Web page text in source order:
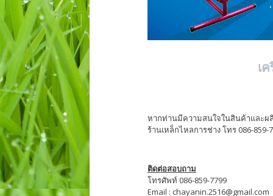
เ
หากท่านมีความสนใจในสินค้าและผ
ร้านเหล็กไหลการช่าง โทร 086-
ติดต่อสอบถาม
โทรศัพท์ 086-859-7799
Email : chayanin.2516@gmail.com